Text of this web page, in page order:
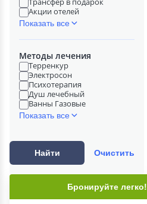
Акции отелей
Показать все
Методы лечения
Терренкур
Электросон
Психотерапия
Душ лечебный
Ванны Газовые
Показать все
Найти Очистить
Бронируйте легко!